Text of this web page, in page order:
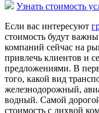
Узнать стоимость
Если вас интересуют
стоимость будут
компаний сейчас на
привлечь клиентов и
предложениями. В
того, какой вид
железнодорожный,
водный. Самой
стоимость с лихвой